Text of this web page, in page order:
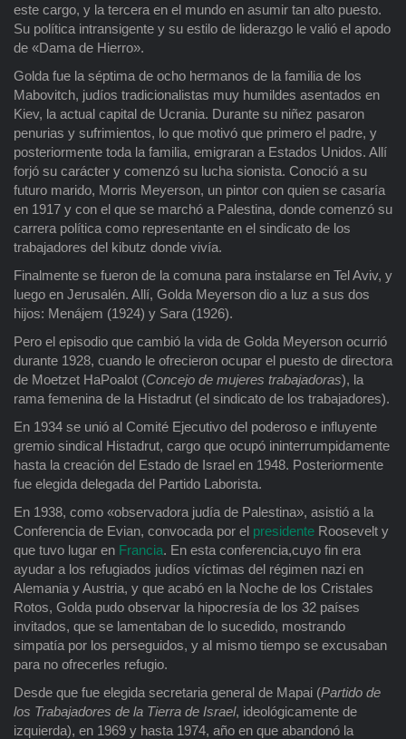
este cargo, y la tercera en el mundo en asumir tan alto puesto.
Su política intransigente y su estilo de liderazgo le valió el apodo
de «Dama de Hierro».
Golda fue la séptima de ocho hermanos de la familia de los
Mabovitch, judíos tradicionalistas muy humildes asentados en
Kiev, la actual capital de Ucrania. Durante su niñez pasaron
penurias y sufrimientos, lo que motivó que primero el padre, y
posteriormente toda la familia, emigraran a Estados Unidos. Allí
forjó su carácter y comenzó su lucha sionista. Conoció a su
futuro marido, Morris Meyerson, un pintor con quien se casaría
en 1917 y con el que se marchó a Palestina, donde comenzó su
carrera política como representante en el sindicato de los
trabajadores del kibutz donde vivía.
Finalmente se fueron de la comuna para instalarse en Tel Aviv, y
luego en Jerusalén. Allí, Golda Meyerson dio a luz a sus dos
hijos: Menájem (1924) y Sara (1926).
Pero el episodio que cambió la vida de Golda Meyerson ocurrió
durante 1928, cuando le ofrecieron ocupar el puesto de directora
de Moetzet HaPoalot (Concejo de mujeres trabajadoras), la
rama femenina de la Histadrut (el sindicato de los trabajadores).
En 1934 se unió al Comité Ejecutivo del poderoso e influyente
gremio sindical Histadrut, cargo que ocupó ininterrumpidamente
hasta la creación del Estado de Israel en 1948. Posteriormente
fue elegida delegada del Partido Laborista.
En 1938, como «observadora judía de Palestina», asistió a la
Conferencia de Evian, convocada por el presidente Roosevelt y
que tuvo lugar en Francia. En esta conferencia,cuyo fin era
ayudar a los refugiados judíos víctimas del régimen nazi en
Alemania y Austria, y que acabó en la Noche de los Cristales
Rotos, Golda pudo observar la hipocresía de los 32 países
invitados, que se lamentaban de lo sucedido, mostrando
simpatía por los perseguidos, y al mismo tiempo se excusaban
para no ofrecerles refugio.
Desde que fue elegida secretaria general de Mapai (Partido de
los Trabajadores de la Tierra de Israel, ideológicamente de
izquierda), en 1969 y hasta 1974, año en que abandonó la